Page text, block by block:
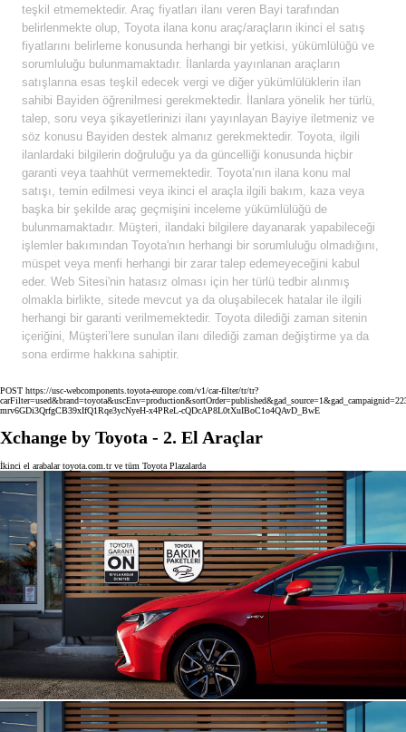
teşkil etmemektedir. Araç fiyatları ilanı veren Bayi tarafından
belirlenmekte olup, Toyota ilana konu araç/araçların ikinci el satış
fiyatlarını belirleme konusunda herhangi bir yetkisi, yükümlülüğü ve
sorumluluğu bulunmamaktadır. İlanlarda yayınlanan araçların
satışlarına esas teşkil edecek vergi ve diğer yükümlülüklerin ilan
sahibi Bayiden öğrenilmesi gerekmektedir. İlanlara yönelik her türlü,
talep, soru veya şikayetlerinizi ilanı yayınlayan Bayiye iletmeniz ve
söz konusu Bayiden destek almanız gerekmektedir. Toyota, ilgili
ilanlardaki bilgilerin doğruluğu ya da güncelliği konusunda hiçbir
garanti veya taahhüt vermemektedir. Toyota’nın ilana konu mal
satışı, temin edilmesi veya ikinci el araçla ilgili bakım, kaza veya
başka bir şekilde araç geçmişini inceleme yükümlülüğü de
bulunmamaktadır. Müşteri, ilandaki bilgilere dayanarak yapabileceği
işlemler bakımından Toyota'nın herhangi bir sorumluluğu olmadığını,
müspet veya menfi herhangi bir zarar talep edemeyeceğini kabul
eder. Web Sitesi'nin hatasız olması için her türlü tedbir alınmış
olmakla birlikte, sitede mevcut ya da oluşabilecek hatalar ile ilgili
herhangi bir garanti verilmemektedir. Toyota dilediği zaman sitenin
içeriğini, Müşteri’lere sunulan ilanı dilediği zaman değiştirme ya da
sona erdirme hakkına sahiptir.
POST https://usc-webcomponents.toyota-europe.com/v1/car-filter/tr/tr?
mrv6GDi3QrfgCB39xIfQ1Rqe3ycNyeH-x4PReL-cQDcAP8L0tXuIBoC1o4QAvD_BwE
Xchange by Toyota - 2. El Araçlar
İkinci el arabalar toyota.com.tr ve tüm Toyota Plazalarda